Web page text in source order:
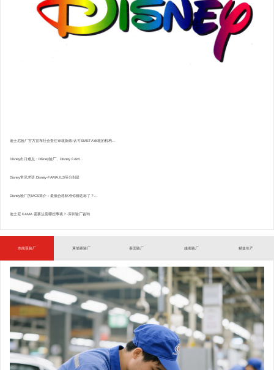
迪士尼验厂官方宣布社会责任审核新政:认可SMETA审核的机构...
Disney出口难点：Disney验厂、Disney FAM...
Disney常见术语.Disney-FAMA,ILS等分别是
Disney验厂的MCS简介：最低合格标准你都达标了？...
迪士尼 FAMA 需要注意哪些事项？-深圳验厂咨询
东南亚验厂 柬埔寨验厂 泰国验厂 越南验厂 精益生产